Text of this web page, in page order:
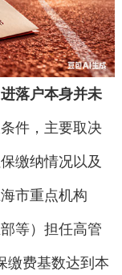
落户本身并未
件，主要取决
缴纳情况以及
市重点机构
等）担任高管
缴费基数达到本